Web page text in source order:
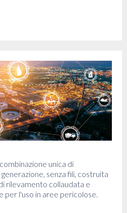
unica di
senza fili, costruita
rilevamento collaudata e
per l'uso in aree pericolose.